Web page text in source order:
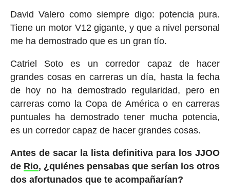
David Valero como siempre digo: potencia pura.
Tiene un motor V12 gigante, y que a nivel personal
me ha demostrado que es un gran tío.
Catriel Soto es un corredor capaz de hacer
grandes cosas en carreras un día, hasta la fecha
de hoy no ha demostrado regularidad, pero en
carreras como la Copa de América o en carreras
puntuales ha demostrado tener mucha potencia,
es un corredor capaz de hacer grandes cosas.
Antes de sacar la lista definitiva para los JJOO
de Rio, ¿quiénes pensabas que serían los otros
dos afortunados que te acompañarían?